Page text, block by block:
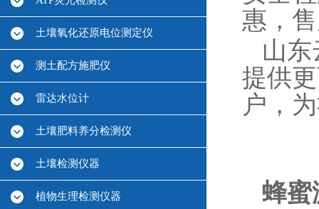
土壤氧化还原电位测定仪
测土配方施肥仪
雷达水位计
土壤肥料养分检测仪
土壤检测仪器
植物生理检测仪器
惠，
山
提供
户，
蜂蜜